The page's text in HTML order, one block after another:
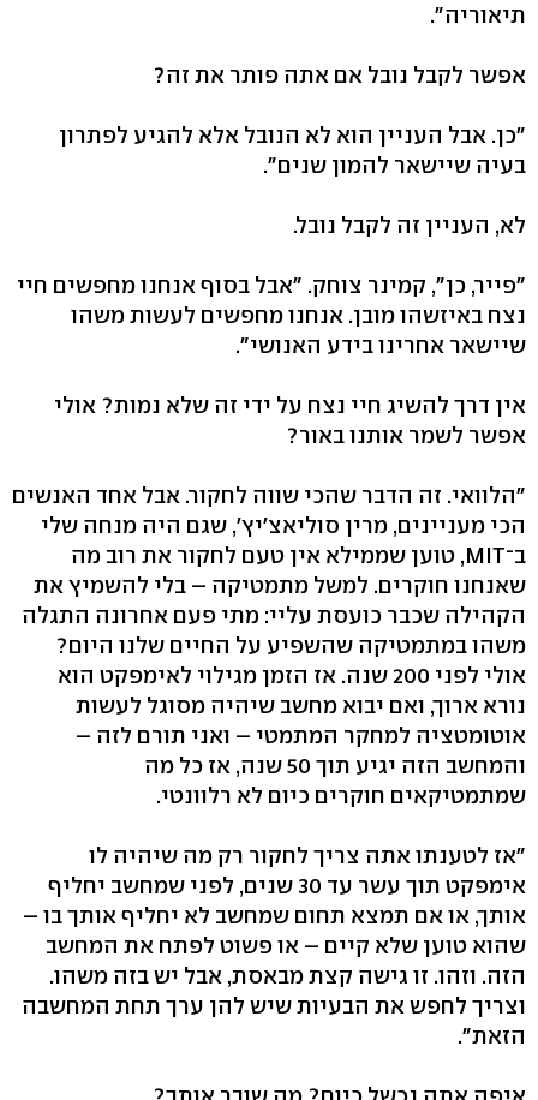
תיאוריה".
אפשר לקבל נובל אם אתה פותר את זה?
"כן. אבל העניין הוא לא הנובל אלא להגיע לפתרון
בעיה שיישאר להמון שנים".
לא, העניין זה לקבל נובל.
"פייר, כן", קמינר צוחק. "אבל בסוף אנחנו מחפשים חיי
נצח באיזשהו מובן. אנחנו מחפשים לעשות משהו
שיישאר אחרינו בידע האנושי".
אין דרך להשיג חיי נצח על ידי זה שלא נמות? אולי
אפשר לשמר אותנו באור?
"הלוואי. זה הדבר שהכי שווה לחקור. אבל אחד האנשים
הכי מעניינים, מרין סוליאצ'יץ', שגם היה מנחה שלי
ב־MIT, טוען שממילא אין טעם לחקור את רוב מה
שאנחנו חוקרים. למשל מתמטיקה – בלי להשמיץ את
הקהילה שכבר כועסת עליי: מתי פעם אחרונה התגלה
משהו במתמטיקה שהשפיע על החיים שלנו היום?
אולי לפני 200 שנה. אז הזמן מגילוי לאימפקט הוא
נורא ארוך, ואם יבוא מחשב שיהיה מסוגל לעשות
אוטומטציה למחקר המתמטי – ואני תורם לזה –
והמחשב הזה יגיע תוך 50 שנה, אז כל מה
שמתמטיקאים חוקרים כיום לא רלוונטי.
"אז לטענתו אתה צריך לחקור רק מה שיהיה לו
אימפקט תוך עשר עד 30 שנים, לפני שמחשב יחליף
אותך, או אם תמצא תחום שמחשב לא יחליף אותך בו –
שהוא טוען שלא קיים – או פשוט לפתח את המחשב
הזה. וזהו. זו גישה קצת מבאסת, אבל יש בזה משהו.
וצריך לחפש את הבעיות שיש להן ערך תחת המחשבה
הזאת".